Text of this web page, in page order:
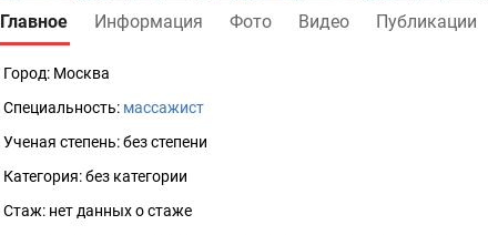
Главное Информация Фото Видео Публикации
Город: Москва
Специальность: массажист
Ученая степень:без степени
Категория:без категории
Стаж: нет данных о стаже